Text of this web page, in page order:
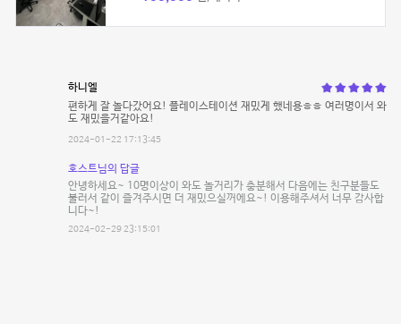
하니엘
편하게 잘 놀다갔어요! 플레이스테이션 재밌게 했네용ㅎㅎ 여러명이서 와
도 재밌을거같아요!
2024-01-22 17:13:45
호스트님의 답글
안녕하세요~ 10명이상이 와도 놀거리가 충분해서 다음에는 친구분들도
불러서 같이 즐겨주시면 더 재밌으실꺼에요~! 이용해주셔서 너무 감사합
니다~!
2024-02-29 23:15:01